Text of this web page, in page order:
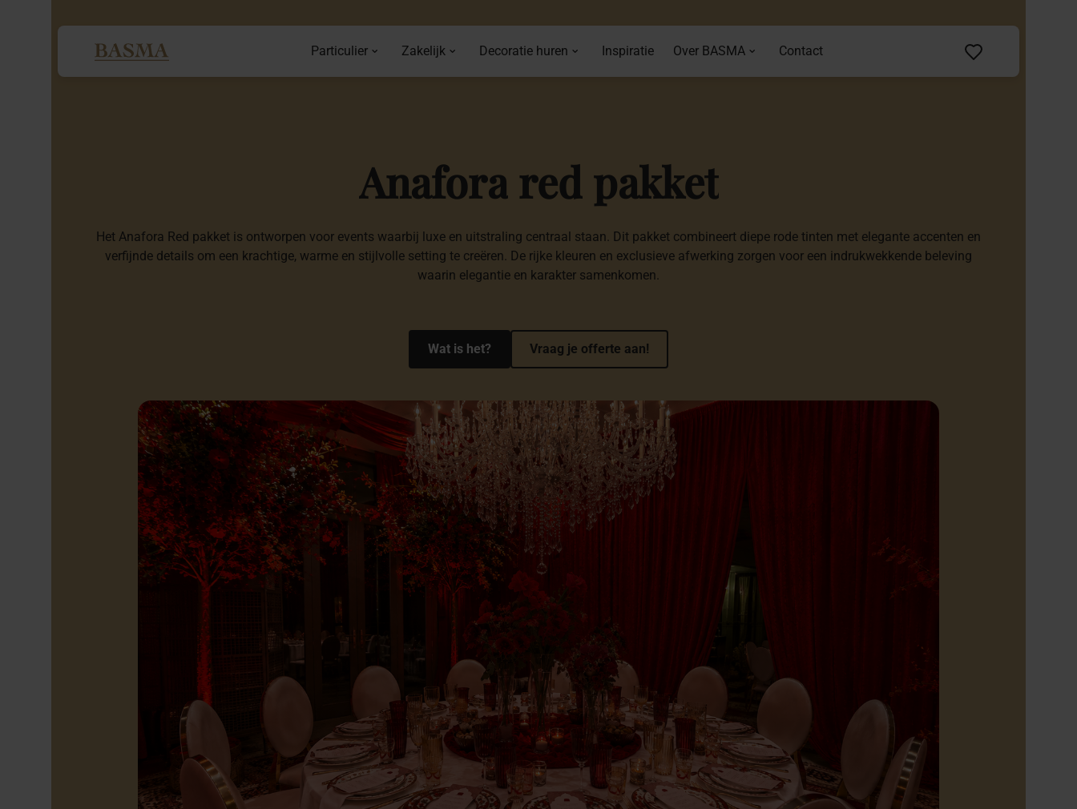
Particulier Zakelijk Decoratie huren Inspiratie Over BASMA Contact
Anafora red pakket
Het Anafora Red pakket is ontworpen voor events waarbij luxe en uitstraling centraal staan. Dit pakket combineert diepe rode tinten met elegante accenten en
verfijnde details om een krachtige, warme en stijlvolle setting te creëren. De rijke kleuren en exclusieve afwerking zorgen voor een indrukwekkende beleving
waarin elegantie en karakter samenkomen.
Wat is het? Vraag je offerte aan!